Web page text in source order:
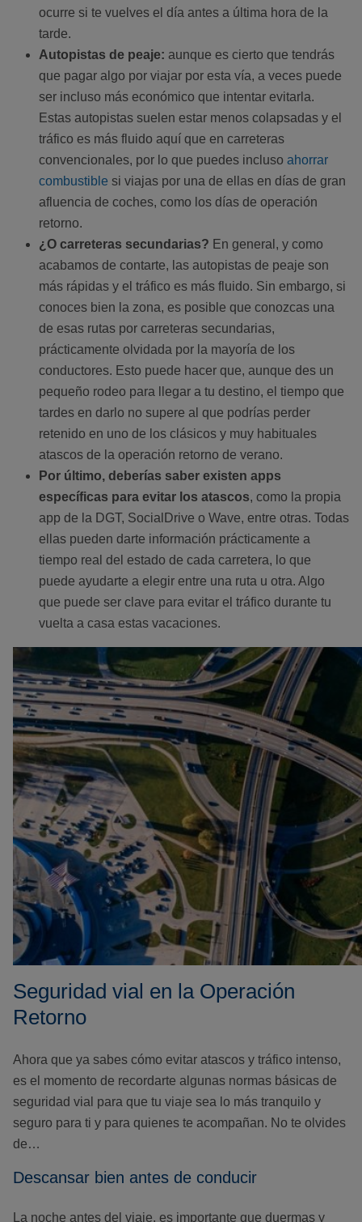
ocurre si te vuelves el día antes a última hora de la
tarde.
Autopistas de peaje: aunque es cierto que tendrás
que pagar algo por viajar por esta vía, a veces puede
ser incluso más económico que intentar evitarla.
Estas autopistas suelen estar menos colapsadas y el
tráfico es más fluido aquí que en carreteras
convencionales, por lo que puedes incluso ahorrar
combustible si viajas por una de ellas en días de gran
afluencia de coches, como los días de operación
retorno.
¿O carreteras secundarias? En general, y como
acabamos de contarte, las autopistas de peaje son
más rápidas y el tráfico es más fluido. Sin embargo, si
conoces bien la zona, es posible que conozcas una
de esas rutas por carreteras secundarias,
prácticamente olvidada por la mayoría de los
conductores. Esto puede hacer que, aunque des un
pequeño rodeo para llegar a tu destino, el tiempo que
tardes en darlo no supere al que podrías perder
retenido en uno de los clásicos y muy habituales
atascos de la operación retorno de verano.
Por último, deberías saber existen apps
específicas para evitar los atascos, como la propia
app de la DGT, SocialDrive o Wave, entre otras. Todas
ellas pueden darte información prácticamente a
tiempo real del estado de cada carretera, lo que
puede ayudarte a elegir entre una ruta u otra. Algo
que puede ser clave para evitar el tráfico durante tu
vuelta a casa estas vacaciones.
Seguridad vial en la Operación
Retorno
Ahora que ya sabes cómo evitar atascos y tráfico intenso,
es el momento de recordarte algunas normas básicas de
seguridad vial para que tu viaje sea lo más tranquilo y
seguro para ti y para quienes te acompañan. No te olvides
de…
Descansar bien antes de conducir
La noche antes del viaje, es importante que duermas y